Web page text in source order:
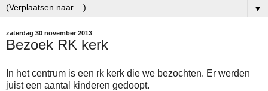
▼
zaterdag 30 november 2013
Bezoek RK kerk
In het centrum is een rk kerk die we bezochten. Er werden
juist een aantal kinderen gedoopt.